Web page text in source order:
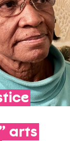
arts